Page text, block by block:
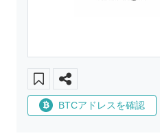
BTCアドレスを確認